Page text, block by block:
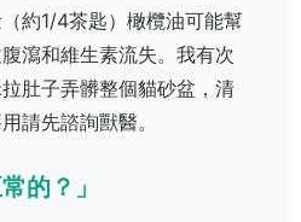
約1/4茶匙）橄欖油可能幫
瀉和維生素流失。我有次
肚子弄髒整個貓砂盆，清
請先諮詢獸醫。
的？」